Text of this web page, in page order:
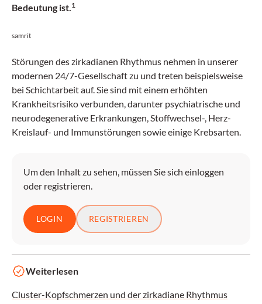
Bedeutung ist.1
samrit
Störungen des zirkadianen Rhythmus nehmen in unserer
modernen 24/7-Gesellschaft zu und treten beispielsweise
bei Schichtarbeit auf. Sie sind mit einem erhöhten
Krankheitsrisiko verbunden, darunter psychiatrische und
neurodegenerative Erkrankungen, Stoffwechsel-, Herz-
Kreislauf- und Immunstörungen sowie einige Krebsarten.
Um den Inhalt zu sehen, müssen Sie sich einloggen
oder registrieren.
LOGIN REGISTRIEREN
Weiterlesen
Cluster-Kopfschmerzen und der zirkadiane Rhythmus